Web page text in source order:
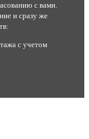
с вами.
и сразу же
с учетом
от станции;
готов к